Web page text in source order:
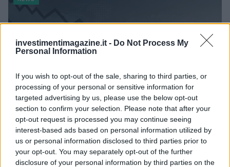
investimentimagazine.it - Do Not Process My
Personal Information
If you wish to opt-out of the sale, sharing to third parties, or
processing of your personal or sensitive information for
targeted advertising by us, please use the below opt-out
section to confirm your selection. Please note that after your
opt-out request is processed you may continue seeing
interest-based ads based on personal information utilized by
us or personal information disclosed to third parties prior to
your opt-out. You may separately opt-out of the further
disclosure of your personal information by third parties on the
Petrolio in calo, Brent a 88.9 USD dopo un ribasso del 8.3%
Andrea Innocenti · 7 Ago 2026